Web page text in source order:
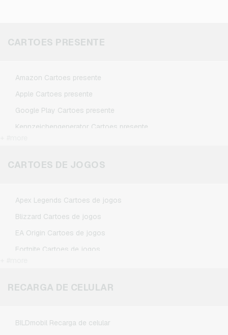
CARTOES PRESENTE
Amazon Cartoes presente
Apple Cartoes presente
Google Play Cartoes presente
Kennzeichengenerator Cartoes presente
Netflix Cartoes presente
CARTOES DE JOGOS
Apex Legends Cartoes de jogos
Blizzard Cartoes de jogos
EA Origin Cartoes de jogos
Fortnite Cartoes de jogos
Minecraft Cartoes de jogos
RECARGA DE CELULAR
BILDmobil Recarga de celular